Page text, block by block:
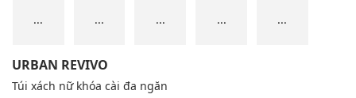
... ... ... ... ...
URBAN REVIVO
Túi xách nữ khóa cài đa ngăn